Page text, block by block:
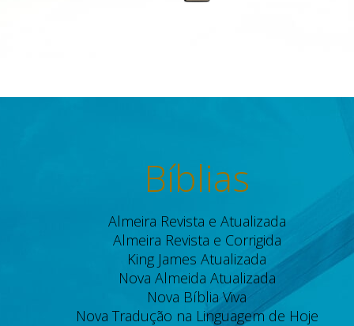
Bíblias
Almeira Revista e Atualizada
Almeira Revista e Corrigida
King James Atualizada
Nova Almeida Atualizada
Nova Bíblia Viva
Nova Tradução na Linguagem de Hoje